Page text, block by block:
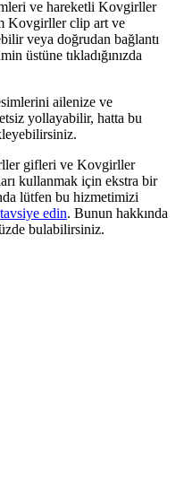
ve hareketli Kovgirller
Kovgirller clip art ve
veya doğrudan bağlantı
üstüne tıkladığınızda
ailenize ve
yollayabilir, hatta bu
gifleri ve Kovgirller
kullanmak için ekstra bir
lütfen bu hizmetimizi
tavsiye edin. Bunun hakkında
bulabilirsiniz.